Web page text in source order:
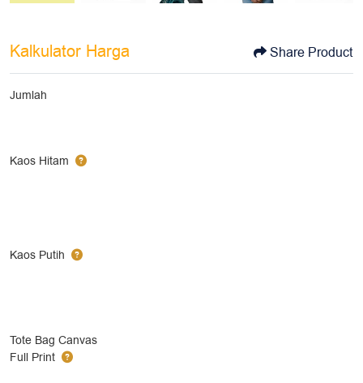
Kalkulator Harga Share Product
Jumlah
Kaos Hitam
Kaos Putih
Tote Bag Canvas
Full Print